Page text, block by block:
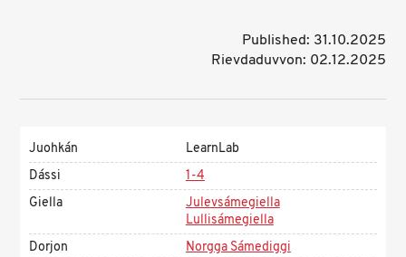
Published: 31.10.2025
Rievdaduvvon: 02.12.2025
Juohkán
LearnLab
Dássi
1-4
Giella
Julevsámegiella
Lullisámegiella
Dorjon
Norgga Sámediggi